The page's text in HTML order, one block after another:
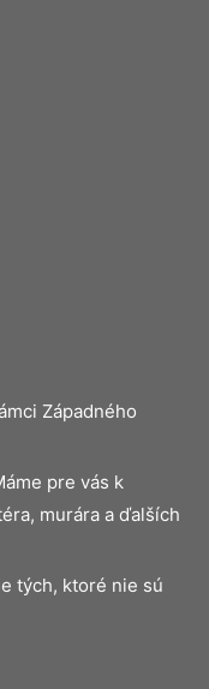
Západného
pre vás k
murára a ďalších
tých, ktoré nie sú